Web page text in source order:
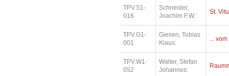
TPV.S1-
016
Schneider,
Joachim F.W.:
St.
TPV.G1-
001
Giesen, Tobias
Klaus:
...
TPV.W1-
052
Walter, Stefan
Johannes: